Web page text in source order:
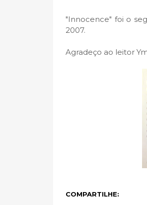
"Innocence" foi o
2007.
Agradeço ao leitor
COMPARTILHE: